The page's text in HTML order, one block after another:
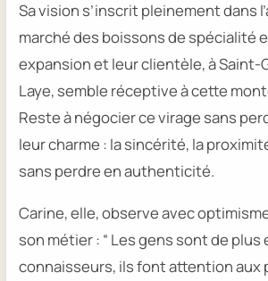
Sa vision s’inscrit pleinement dans
marché des boissons de spécialité
expansion et leur clientèle, à Saint-
Laye, semble réceptive à cette
Reste à négocier ce virage sans
leur charme : la sincérité, la
sans perdre en authenticité.
Carine, elle, observe avec
son métier : “ Les gens sont de plus
connaisseurs, ils font attention aux